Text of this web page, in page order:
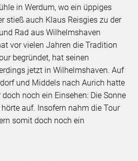
in Werdum, wo ein üppiges
stieß auch Klaus Reisgies zu der
Rad aus Wilhelmshaven
vor vielen Jahren die Tradition
begründet, hat seinen
jetzt in Wilhelmshaven. Auf
und Middels nach Aurich hatte
noch ein Einsehen: Die Sonne
auf. Insofern nahm die Tour
somit doch noch ein